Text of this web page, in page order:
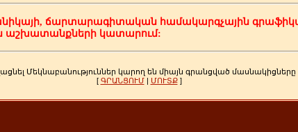
ճարտարագիտական համակարգչային
աշխատանքների կատարում:
Մեկնաբանություններ կարող են միայն գրանցված մասնակիցները
[ ԳՐԱՆՑՈՒՄ| ՄՈՒՏՔ]